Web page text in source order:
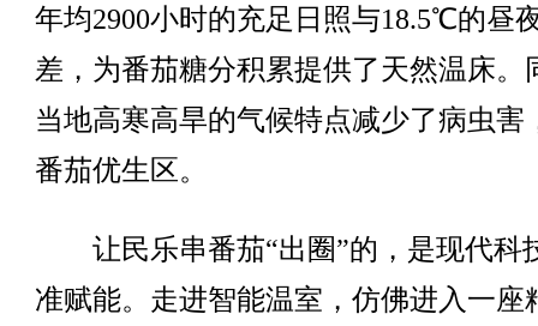
年均2900小时的充足日照与18.5℃的昼
差，为番茄糖分积累提供了天然温床。
当地高寒高旱的气候特点减少了病虫害
番茄优生区。
让民乐串番茄“出圈”的，是现代科
准赋能。走进智能温室，仿佛进入一座